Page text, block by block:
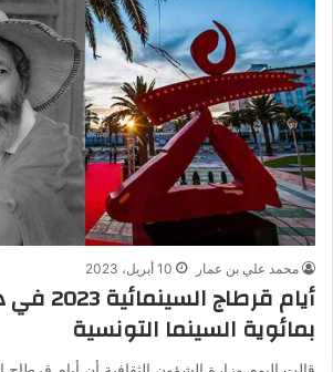
محمد علي بن عمار 10 أبريل، 2023
أيام
بمائوية السينما التونسية